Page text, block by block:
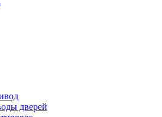
дверей